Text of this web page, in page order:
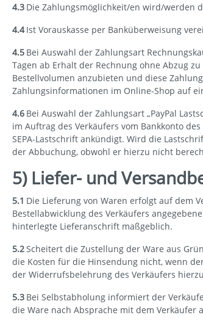
4.3 Die Zahlungsmöglichkeit/en wird/werden
4.4Ist Vorauskasse per Banküberweisung
4.5 Bei Auswahl der Zahlungsart
Tagen ab Erhalt der Rechnung ohne Abzug
Bestellvolumen anzubieten und diese
Zahlungsinformationen im Online-Shop auf
4.6 Bei Auswahl der Zahlungsart „PayPal
im Auftrag des Verkäufers vom Bankkonto
SEPA-Lastschrift ankündigt. Wird die
der Abbuchung, obwohl er hierzu nicht
5) Liefer- und
5.1 Die Lieferung von Waren erfolgt auf dem
Bestellabwicklung des Verkäufers
hinterlegte Lieferanschrift maßgeblich.
5.2Scheitert die Zustellung der Ware aus
die Kosten für die Hinsendung nicht, wenn
der Widerrufsbelehrung des Verkäufers
5.3 Bei Selbstabholung informiert der
die Ware nach Absprache mit dem Verkäufer